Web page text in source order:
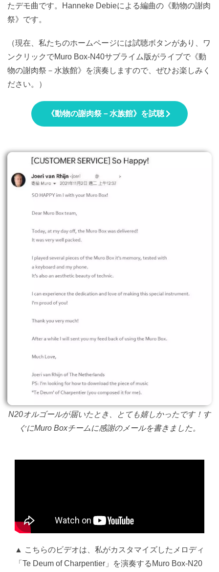
たデモ曲です。Hanneke Debieによる編曲の《動物の謝肉
祭》です。
（現在、私たちのホームページには試聴ボタンがあり、ワ
ンクリックでMuro Box-N40サブライム版がライブで《動
物の謝肉祭－水族館》を演奏しますので、ぜひお楽しみく
ださい。）
《動物の謝肉祭－水族館》を試聴
N20オルゴールが届いたとき、とても嬉しかったです！す
ぐにMuro Boxチームに感謝のメールを書きました。
▲ こちらのビデオは、私がカスタマイズしたメロディ
「Te Deum of Charpentier」を演奏するMuro Box-N20